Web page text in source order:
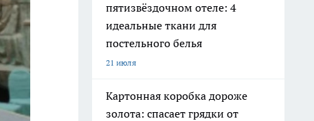
пятизвёздочном отеле: 4
идеальные ткани для
постельного белья
21 июля
Картонная коробка дороже
золота: спасает грядки от